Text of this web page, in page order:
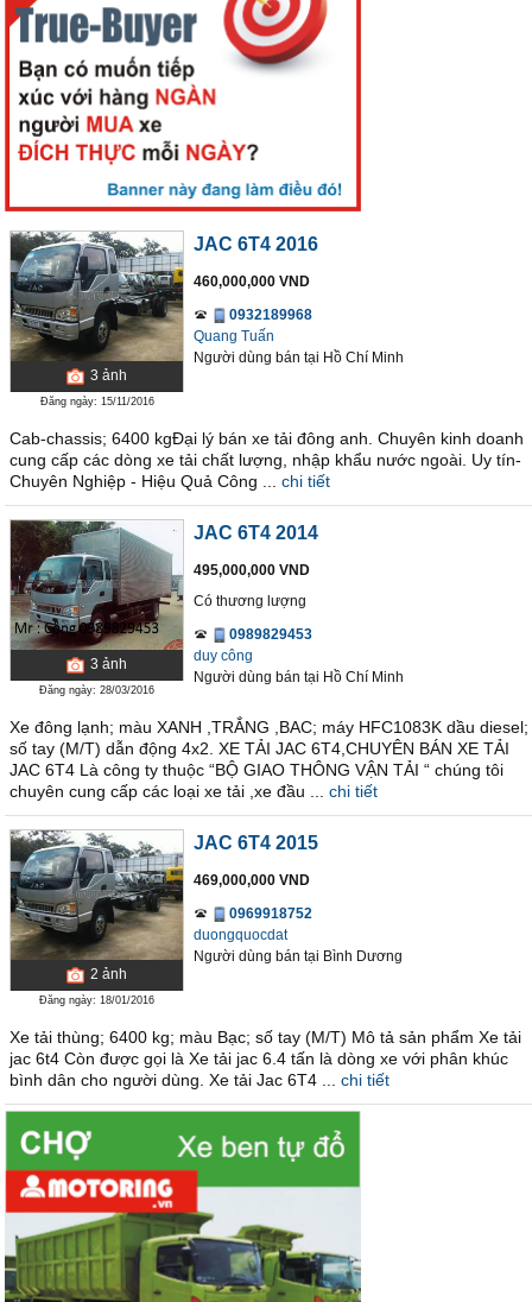
3 ảnh
Đăng ngày: 15/11/2016
JAC 6T4 2016
460,000,000 VND
0932189968
Quang Tuấn
Người dùng bán tại Hồ Chí Minh
Cab-chassis; 6400 kgĐại lý bán xe tải đông anh. Chuyên kinh doanh
cung cấp các dòng xe tải chất lượng, nhập khẩu nước ngoài. Uy tín-
Chuyên Nghiệp - Hiệu Quả Công ...
chi tiết
3 ảnh
Đăng ngày: 28/03/2016
JAC 6T4 2014
495,000,000 VND
Có thương lượng
0989829453
duy công
Người dùng bán tại Hồ Chí Minh
Xe đông lạnh; màu XANH ,TRẮNG ,BAC; máy HFC1083K dầu diesel;
số tay (M/T) dẫn động 4x2. XE TẢI JAC 6T4,CHUYÊN BÁN XE TẢI
JAC 6T4 Là công ty thuộc “BỘ GIAO THÔNG VẬN TẢI “ chúng tôi
chuyên cung cấp các loại xe tải ,xe đầu ...
chi tiết
2 ảnh
Đăng ngày: 18/01/2016
JAC 6T4 2015
469,000,000 VND
0969918752
duongquocdat
Người dùng bán tại Bình Dương
Xe tải thùng; 6400 kg; màu Bạc; số tay (M/T) Mô tả sản phẩm Xe tải
jac 6t4 Còn được gọi là Xe tải jac 6.4 tấn là dòng xe với phân khúc
bình dân cho người dùng. Xe tải Jac 6T4 ...
chi tiết